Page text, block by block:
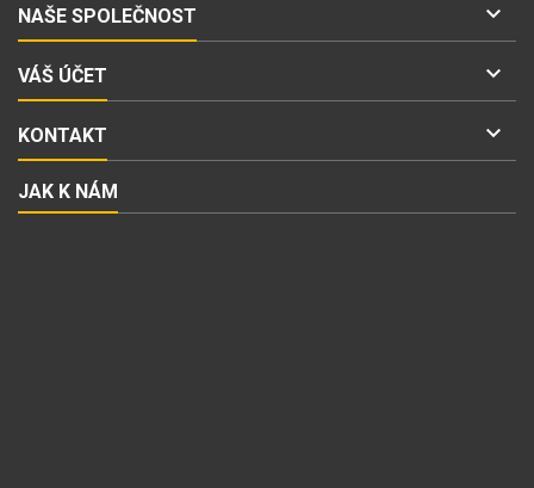
NAŠE SPOLEČNOST 
VÁŠ ÚČET 
KONTAKT 
JAK K NÁM